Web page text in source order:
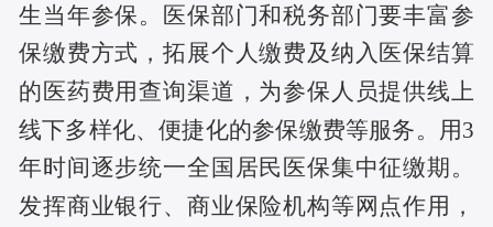
生当年参保。医保部门和税务部门要丰富参
保缴费方式，拓展个人缴费及纳入医保结算
的医药费用查询渠道，为参保人员提供线上
线下多样化、便捷化的参保缴费等服务。用3
年时间逐步统一全国居民医保集中征缴期。
发挥商业银行、商业保险机构等网点作用，